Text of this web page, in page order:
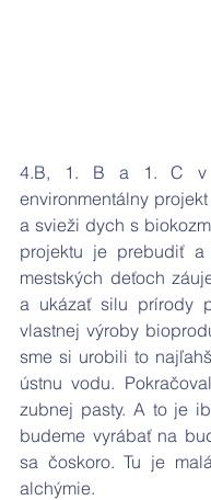
4.B, 1. B a 1. C v
environmentálny
a svieži dych s
projektu je prebudiť
mestských deťoch
a ukázať silu prírody
vlastnej výroby
sme si urobili to
ústnu vodu.
zubnej pasty. A to je
budeme vyrábať na
sa čoskoro. Tu je
alchýmie.